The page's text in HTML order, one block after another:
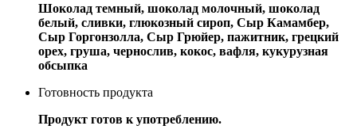
Шоколад темный, шоколад молочный, шоколад
белый, сливки, глюкозный сироп, Сыр Камамбер,
Сыр Горгонзолла, Сыр Грюйер, пажитник, грецкий
орех, груша, чернослив, кокос, вафля, кукурузная
обсыпка
Готовность продукта
Продукт готов к употреблению.